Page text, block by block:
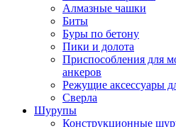
Алмазные чашки
Биты
Буры по бетону
Пики и долота
Приспособления для
анкеров
Режущие аксессуары
Сверла
Шурупы
Конструкционные